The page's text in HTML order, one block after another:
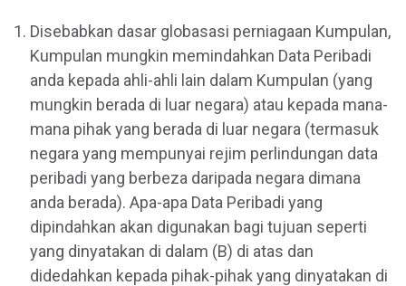
Disebabkan dasar globasasi perniagaan Kumpulan,
Kumpulan mungkin memindahkan Data Peribadi
anda kepada ahli-ahli lain dalam Kumpulan (yang
mungkin berada di luar negara) atau kepada mana-
mana pihak yang berada di luar negara (termasuk
negara yang mempunyai rejim perlindungan data
peribadi yang berbeza daripada negara dimana
anda berada). Apa-apa Data Peribadi yang
dipindahkan akan digunakan bagi tujuan seperti
yang dinyatakan di dalam (B) di atas dan
didedahkan kepada pihak-pihak yang dinyatakan di